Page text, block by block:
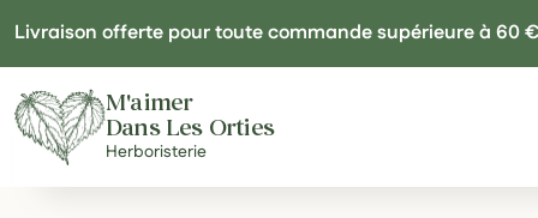
Livraison offerte pour toute commande supérieure à 60 €
M'aimer
Dans Les Orties
Herboristerie